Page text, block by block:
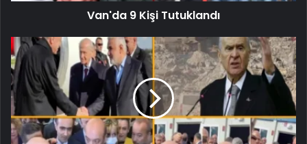
Van'da 9 Kişi Tutuklandı